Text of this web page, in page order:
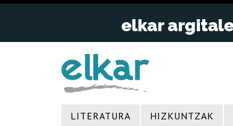
LITERATURA HIZKUNTZAK